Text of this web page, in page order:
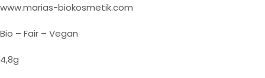
www.marias-biokosmetik.com
Bio – Fair – Vegan
4,8g